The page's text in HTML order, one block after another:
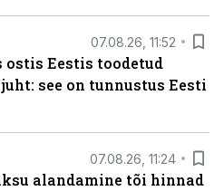
07.08.26, 11:52
Eestis toodetud
see on tunnustus Eesti
07.08.26, 11:24
alandamine tõi hinnad